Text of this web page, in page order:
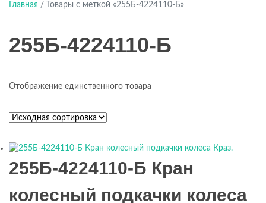
Главная / Товары с меткой «255Б-4224110-Б»
255Б-4224110-Б
Отображение единственного товара
255Б-4224110-Б Кран
колесный подкачки колеса